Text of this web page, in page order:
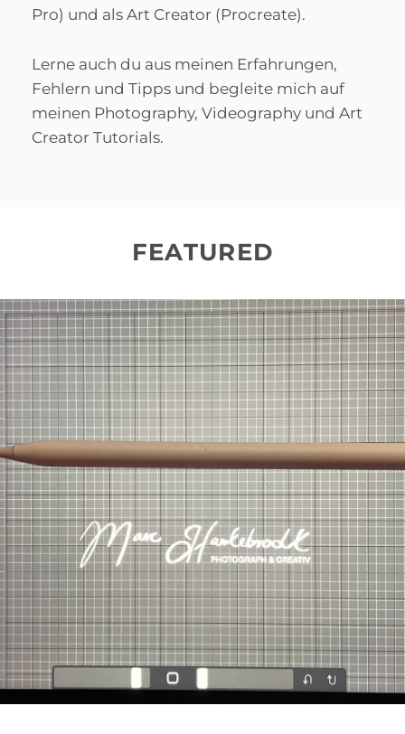
Pro) und als Art Creator (Procreate).
Lerne auch du aus meinen Erfahrungen,
Fehlern und Tipps und begleite mich auf
meinen Photography, Videography und Art
Creator Tutorials.
FEATURED